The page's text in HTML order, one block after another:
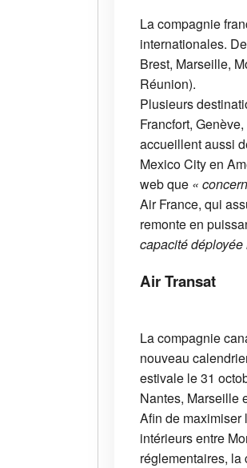
La compagnie
internationales.
Brest, Marseille,
Réunion).
Plusieurs
Francfort,
accueillent aussi
Mexico City en
web que «
Air France, qui
remonte en
capacité
Air Transat
La compagnie
nouveau
estivale le 31
Nantes, Marseille
Afin de maximiser
intérieurs entre
réglementaires, la